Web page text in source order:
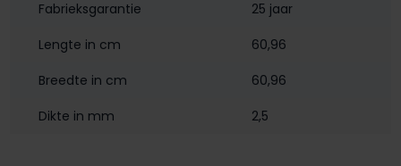
Fabrieksgarantie
25 jaar
Lengte in cm
60,96
Breedte in cm
60,96
Dikte in mm
2,5